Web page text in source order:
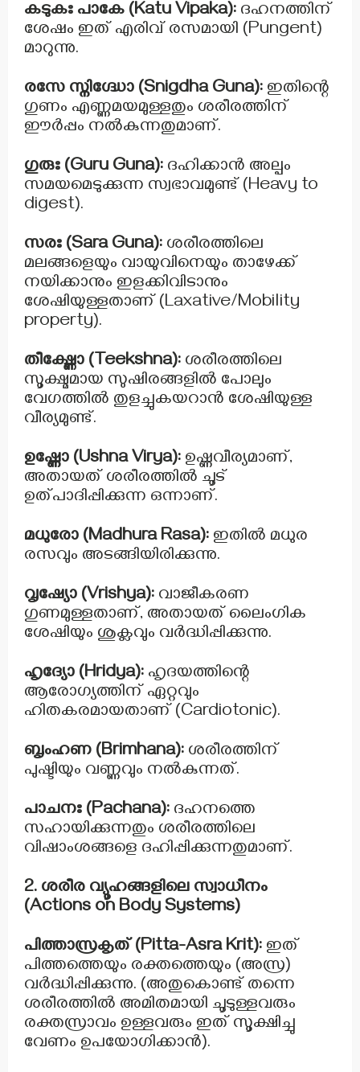
കടുകഃ പാകേ (Katu Vipaka): ദഹനത്തിന്
ശേഷം ഇത് എരിവ് രസമായി (Pungent)
മാറുന്നു.
രസേ സ്നിഗ്ദ്ധോ (Snigdha Guna): ഇതിന്റെ
ഗുണം എണ്ണമയമുള്ളതും ശരീരത്തിന്
ഈർപ്പം നൽകുന്നതുമാണ്.
ഗുരുഃ (Guru Guna): ദഹിക്കാൻ അല്പം
സമയമെടുക്കുന്ന സ്വഭാവമുണ്ട് (Heavy to
digest).
സരഃ (Sara Guna): ശരീരത്തിലെ
മലങ്ങളെയും വായുവിനെയും താഴേക്ക്
നയിക്കാനും ഇളക്കിവിടാനും
ശേഷിയുള്ളതാണ് (Laxative/Mobility
property).
തീക്ഷ്ണോ (Teekshna): ശരീരത്തിലെ
സൂക്ഷ്മമായ സുഷിരങ്ങളിൽ പോലും
വേഗത്തിൽ തുളച്ചുകയറാൻ ശേഷിയുള്ള
വീര്യമുണ്ട്.
ഉഷ്ണോ (Ushna Virya): ഉഷ്ണവീര്യമാണ്,
അതായത് ശരീരത്തിൽ ചൂട്
ഉത്പാദിപ്പിക്കുന്ന ഒന്നാണ്.
മധുരോ (Madhura Rasa): ഇതിൽ മധുര
രസവും അടങ്ങിയിരിക്കുന്നു.
വൃഷ്യോ (Vrishya): വാജീകരണ
ഗുണമുള്ളതാണ്, അതായത് ലൈംഗിക
ശേഷിയും ശുക്ലവും വർദ്ധിപ്പിക്കുന്നു.
ഹൃദ്യോ (Hridya): ഹൃദയത്തിന്റെ
ആരോഗ്യത്തിന് ഏറ്റവും
ഹിതകരമായതാണ് (Cardiotonic).
ബൃംഹണ (Brimhana): ശരീരത്തിന്
പുഷ്ടിയും വണ്ണവും നൽകുന്നത്.
പാചനഃ (Pachana): ദഹനത്തെ
സഹായിക്കുന്നതും ശരീരത്തിലെ
വിഷാംശങ്ങളെ ദഹിപ്പിക്കുന്നതുമാണ്.
2. ശരീര വ്യൂഹങ്ങളിലെ സ്വാധീനം
(Actions on Body Systems)
പിത്താസ്രകൃത് (Pitta-Asra Krit): ഇത്
പിത്തത്തെയും രക്തത്തെയും (അസ്ര)
വർദ്ധിപ്പിക്കുന്നു. (അതുകൊണ്ട് തന്നെ
ശരീരത്തിൽ അമിതമായി ചൂടുള്ളവരും
രക്തസ്രാവം ഉള്ളവരും ഇത് സൂക്ഷിച്ചു
വേണം ഉപയോഗിക്കാൻ).